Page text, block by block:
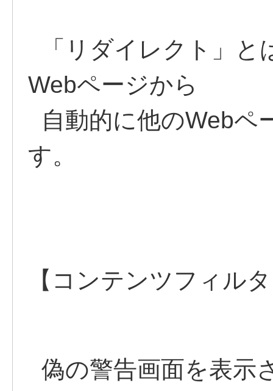
「リダイレクト」と
Webページから
自動的に他のWebペ
す。
【コンテンツフィル
偽の警告画面を表示